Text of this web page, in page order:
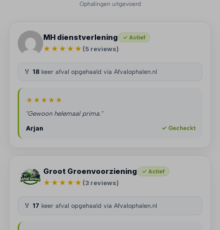
Ophalingen uitgevoerd
MH dienstverlening ✓ Actief
★★★★★ (5 reviews)
🏅 18 keer afval opgehaald via Afvalophalen.nl
★★★★★
"Gewoon helemaal prima."
Arjan
✓ Gecheckt
Groot Groenvoorziening ✓ Actief
★★★★★ (3 reviews)
🏅 17 keer afval opgehaald via Afvalophalen.nl